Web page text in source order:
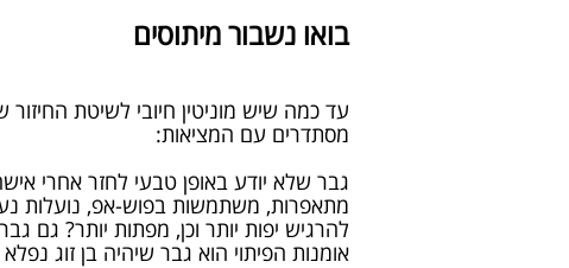
בואו נשבור מיתוסים
עד כמה שיש מוניטין חיובי לשיטת
מסתדרים עם המציאות:
גבר שלא יודע באופן טבעי לחזר אחרי
מתאפרות, משתמשות בפוש-אפ, נועלות
להרגיש יפות יותר וכן, מפתות יותר? גם
אומנות הפיתוי הוא גבר שיהיה בן זוג